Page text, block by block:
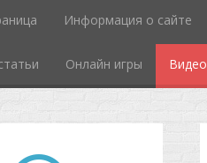
Информация о сайте
Онлайн игры Видео